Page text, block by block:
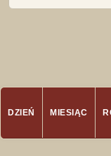
DZIEŃ MIESIĄC